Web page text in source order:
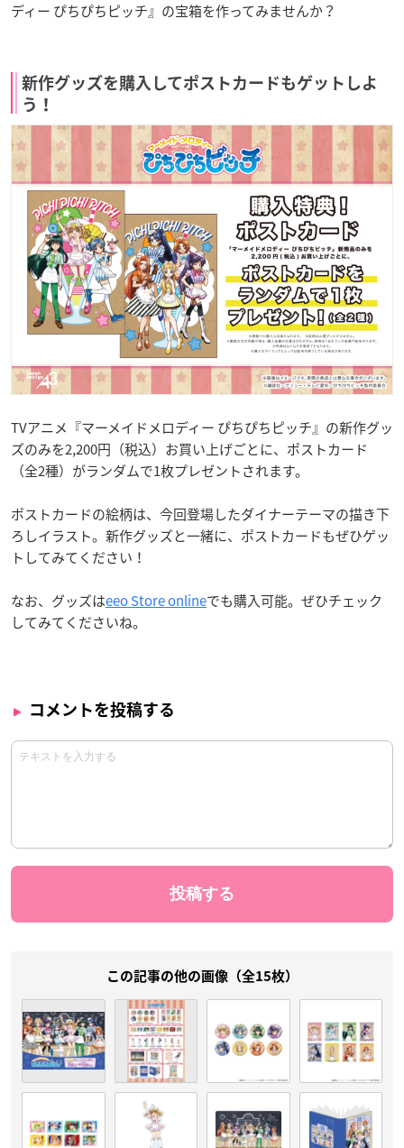
ディー ぴちぴちピッチ』の宝箱を作ってみませんか？
新作グッズを購入してポストカードもゲットしよ
う！
TVアニメ『マーメイドメロディー ぴちぴちピッチ』の新作グッ
ズのみを2,200円（税込）お買い上げごとに、ポストカード
（全2種）がランダムで1枚プレゼントされます。
ポストカードの絵柄は、今回登場したダイナーテーマの描き下
ろしイラスト。新作グッズと一緒に、ポストカードもぜひゲッ
トしてみてください！
なお、グッズはeeo Store onlineでも購入可能。ぜひチェック
してみてくださいね。
コメントを投稿する
この記事の他の画像（全15枚）